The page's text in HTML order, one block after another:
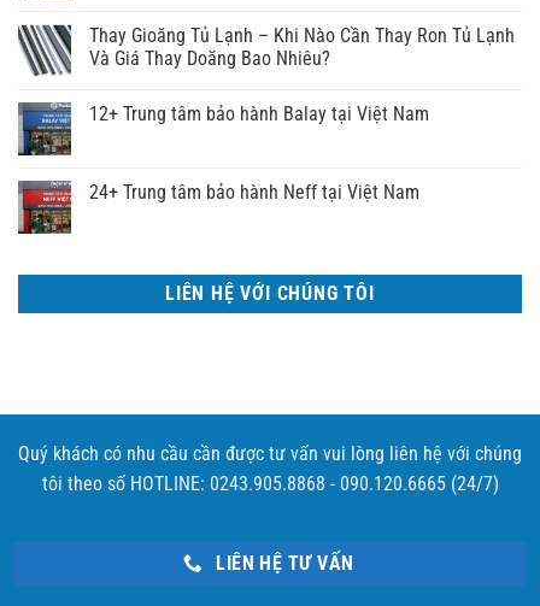
Thay Gioăng Tủ Lạnh – Khi Nào Cần Thay Ron Tủ Lạnh
Và Giá Thay Doăng Bao Nhiêu?
12+ Trung tâm bảo hành Balay tại Việt Nam
24+ Trung tâm bảo hành Neff tại Việt Nam
LIÊN HỆ VỚI CHÚNG TÔI
Quý khách có nhu cầu cần được tư vấn vui lòng liên hệ với chúng
tôi theo số HOTLINE: 0243.905.8868 - 090.120.6665 (24/7)
LIÊN HỆ TƯ VẤN